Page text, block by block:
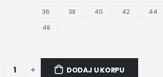
36
38 40 42 44
48
DODAJ U KORPU